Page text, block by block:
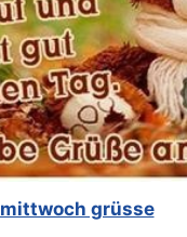
mittwoch grüsse